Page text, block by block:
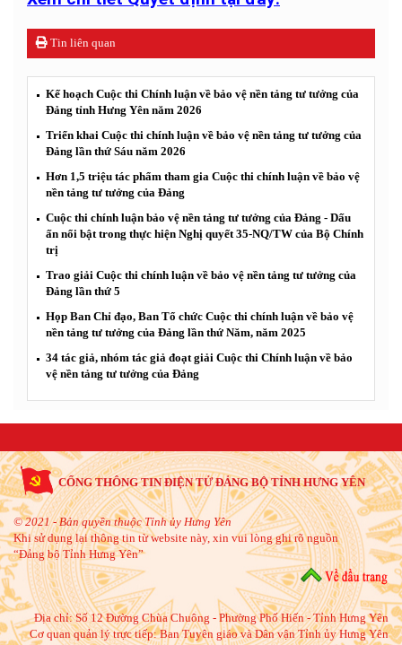
Tin liên quan
Kế hoạch Cuộc thi Chính luận về bảo vệ nền tảng tư tưởng của
Đảng tỉnh Hưng Yên năm 2026
Triển khai Cuộc thi chính luận về bảo vệ nền tảng tư tưởng của
Đảng lần thứ Sáu năm 2026
Hơn 1,5 triệu tác phẩm tham gia Cuộc thi chính luận về bảo vệ
nền tảng tư tưởng của Đảng
Cuộc thi chính luận bảo vệ nền tảng tư tưởng của Đảng - Dấu
ấn nổi bật trong thực hiện Nghị quyết 35-NQ/TW của Bộ Chính
trị
Trao giải Cuộc thi chính luận về bảo vệ nền tảng tư tưởng của
Đảng lần thứ 5
Họp Ban Chỉ đạo, Ban Tổ chức Cuộc thi chính luận về bảo vệ
nền tảng tư tưởng của Đảng lần thứ Năm, năm 2025
34 tác giả, nhóm tác giả đoạt giải Cuộc thi Chính luận về bảo
vệ nền tảng tư tưởng của Đảng
CỔNG THÔNG TIN ĐIỆN TỬ ĐẢNG BỘ TỈNH HƯNG YÊN
© 2021 - Bản quyền thuộc Tỉnh ủy Hưng Yên
Khi sử dụng lại thông tin từ website này, xin vui lòng ghi rõ nguồn
“Đảng bộ Tỉnh Hưng Yên”
Địa chỉ:Số 12 Đường Chùa Chuông - Phường Phố Hiến - Tỉnh Hưng Yên
Cơ quan quản lý trực tiếp: Ban Tuyên giáo và Dân vận Tỉnh ủy Hưng Yên